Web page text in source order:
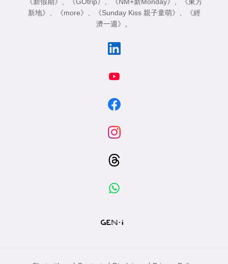
新地》
《more》 《Sunday Kiss 親子童萌》
《經
濟一週》
。